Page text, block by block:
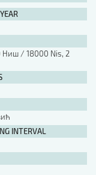
Ниш / 18000 Nis, 2
INTERVAL